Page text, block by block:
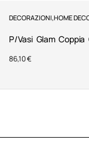
DECORAZIONI,HOME
P/Vasi Glam
86,10€